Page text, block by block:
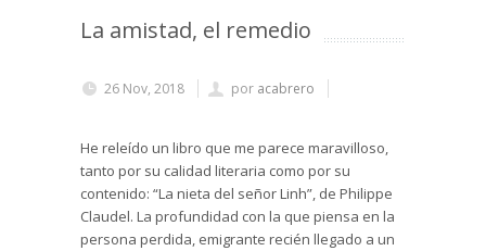
La amistad, el remedio
26 Nov, 2018 por acabrero
He releído un libro que me parece maravilloso,
tanto por su calidad literaria como por su
contenido: “La nieta del señor Linh”, de Philippe
Claudel. La profundidad con la que piensa en la
persona perdida, emigrante recién llegado a un